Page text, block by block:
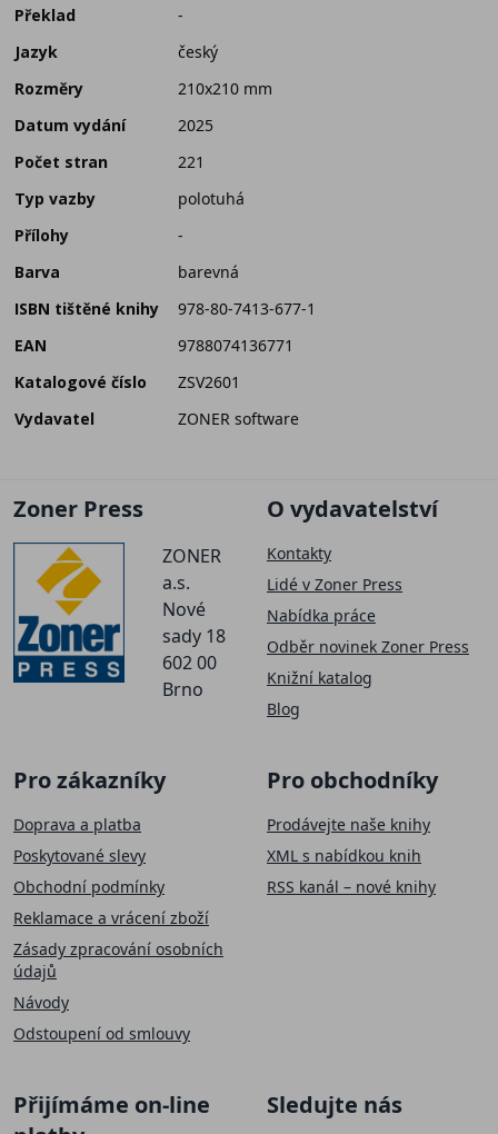
Překlad
-
Jazyk
český
Rozměry
210x210 mm
Datum vydání
2025
Počet stran
221
Typ vazby
polotuhá
Přílohy
-
Barva
barevná
ISBN tištěné knihy
978-80-7413-677-1
EAN
9788074136771
Katalogové číslo
ZSV2601
Vydavatel
ZONER software
Zoner Press
ZONER
a.s.
Nové
sady 18
602 00
Brno
O vydavatelství
Kontakty
Lidé v Zoner Press
Nabídka práce
Odběr novinek Zoner Press
Knižní katalog
Blog
Pro zákazníky
Doprava a platba
Poskytované slevy
Obchodní podmínky
Reklamace a vrácení zboží
Zásady zpracování osobních
údajů
Návody
Odstoupení od smlouvy
Pro obchodníky
Prodávejte naše knihy
XML s nabídkou knih
RSS kanál – nové knihy
Přijímáme on-line
Sledujte nás